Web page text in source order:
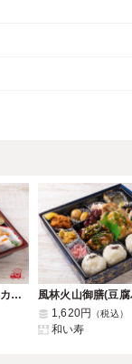
ザックザク メガチキンカツ弁当
1,620円 （税込）
和い寿